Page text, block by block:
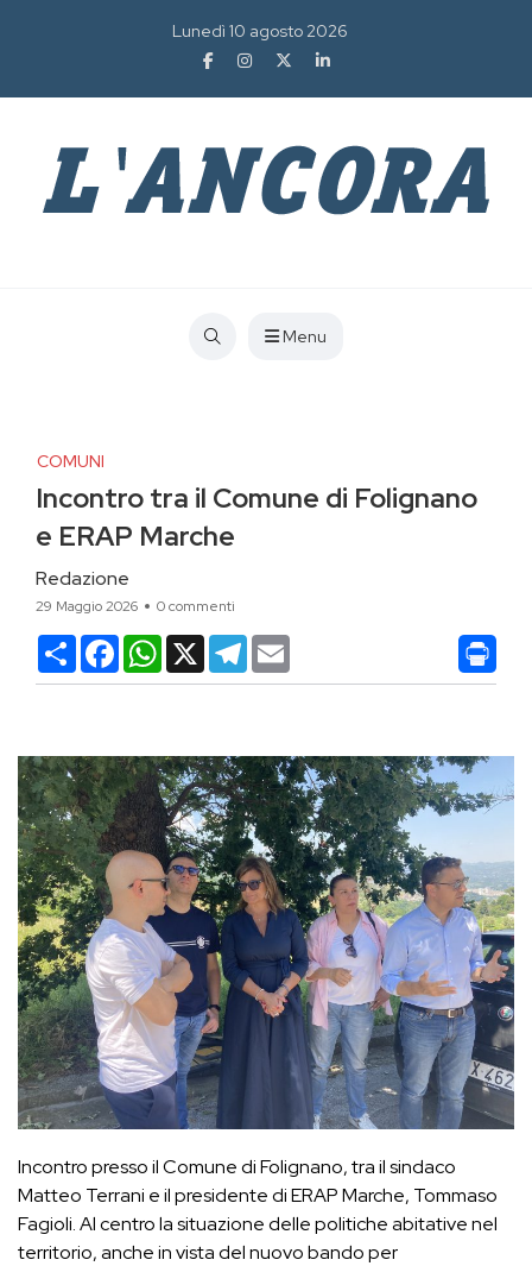
Lunedì 10 agosto 2026
Menu
COMUNI
Incontro tra il Comune di Folignano
e ERAP Marche
Redazione
29 Maggio 2026 0 commenti
CondividiFacebookWhatsApp
X Telegram
Incontro presso il Comune di Folignano, tra il sindaco
Matteo Terrani e il presidente di ERAP Marche, Tommaso
Fagioli. Al centro la situazione delle politiche abitative nel
territorio, anche in vista del nuovo bando per